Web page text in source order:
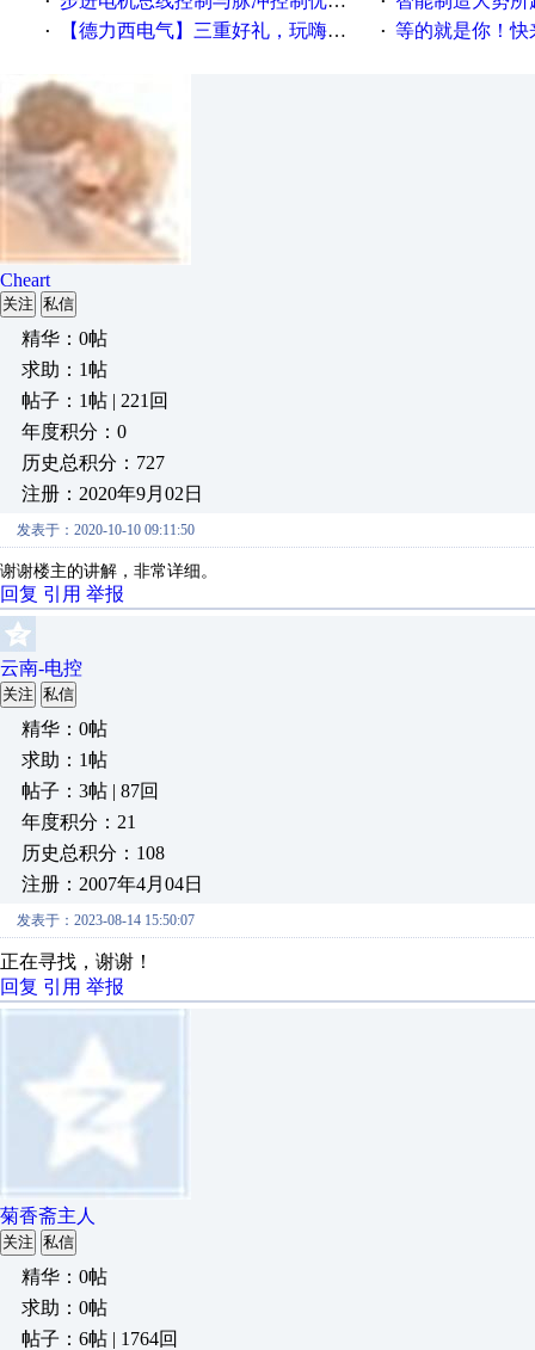
· 【德力西电气】三重好礼，玩嗨夏日！ · 等的就是你！快来
Cheart
关注 私信
精华：0帖
求助：1帖
帖子：1帖 | 221回
年度积分：0
历史总积分：727
注册：2020年9月02日
发表于：2020-10-10 09:11:50
谢谢楼主的讲解，非常详细。
回复 引用 举报
云南-电控
关注 私信
精华：0帖
求助：1帖
帖子：3帖 | 87回
年度积分：21
历史总积分：108
注册：2007年4月04日
发表于：2023-08-14 15:50:07
正在寻找，谢谢！
回复 引用 举报
菊香斋主人
关注 私信
精华：0帖
求助：0帖
帖子：6帖 | 1764回